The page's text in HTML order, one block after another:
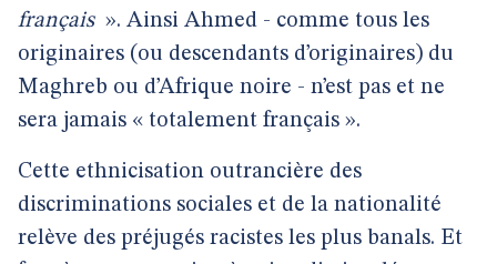
français ». Ainsi Ahmed - comme tous les
originaires (ou descendants d’originaires) du
Maghreb ou d’Afrique noire - n’est pas et ne
sera jamais « totalement français ».
Cette ethnicisation outrancière des
discriminations sociales et de la nationalité
relève des préjugés racistes les plus banals. Et